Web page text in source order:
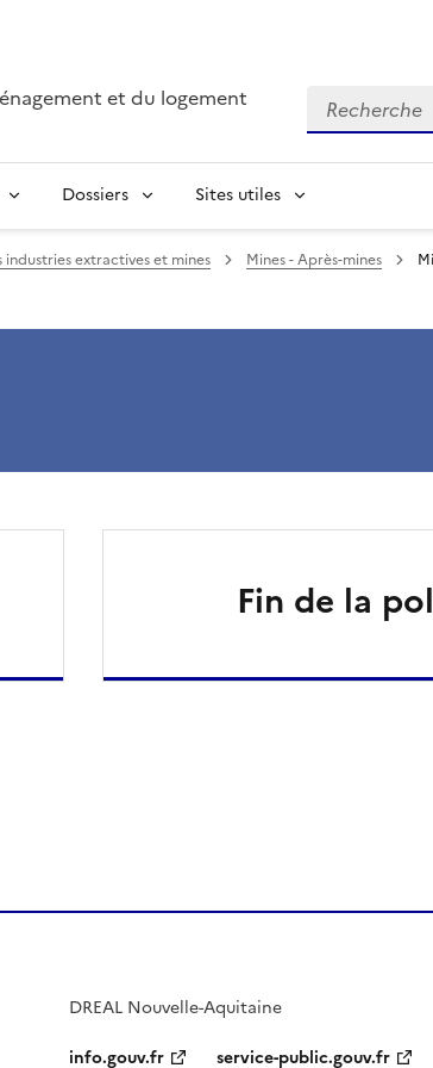
et du logement Recherche
Dossiers Sites utiles
industries extractives et mines Mines - Après-mines
Fin de la
DREAL Nouvelle-Aquitaine
info.gouv.fr
service-public.gouv.fr